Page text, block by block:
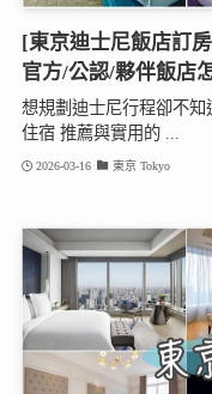
[東京迪士尼飯店訂
官方/公認/夥伴飯店
想規劃迪士尼行程卻不
住宿 推薦與實用的 ...
2026-03-16 東京 Tokyo